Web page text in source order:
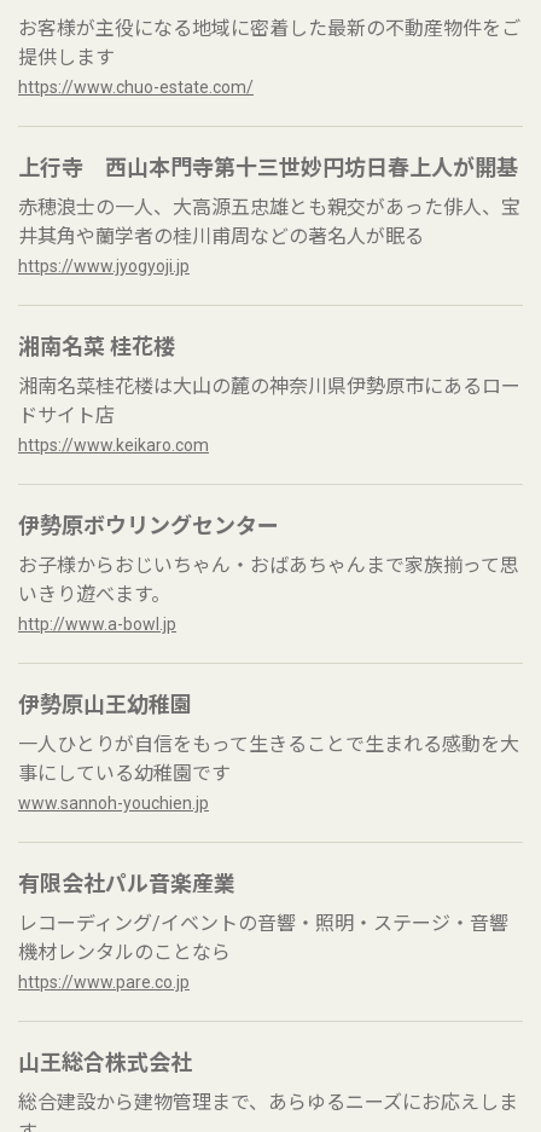
お客様が主役になる地域に密着した最新の不動産物件をご
提供します
https://www.chuo-estate.com/
上行寺 西山本門寺第十三世妙円坊日春上人が開基
赤穂浪士の一人、大高源五忠雄とも親交があった俳人、宝
井其角や蘭学者の桂川甫周などの著名人が眠る
https://www.jyogyoji.jp
湘南名菜 桂花楼
湘南名菜桂花楼は大山の麓の神奈川県伊勢原市にあるロー
ドサイト店
https://www.keikaro.com
伊勢原ボウリングセンター
お子様からおじいちゃん・おばあちゃんまで家族揃って思
いきり遊べます。
http://www.a-bowl.jp
伊勢原山王幼稚園
一人ひとりが自信をもって生きることで生まれる感動を大
事にしている幼稚園です
www.sannoh-youchien.jp
有限会社パル音楽産業
レコーディング/イベントの音響・照明・ステージ・音響
機材レンタルのことなら
https://www.pare.co.jp
山王総合株式会社
総合建設から建物管理まで、あらゆるニーズにお応えしま